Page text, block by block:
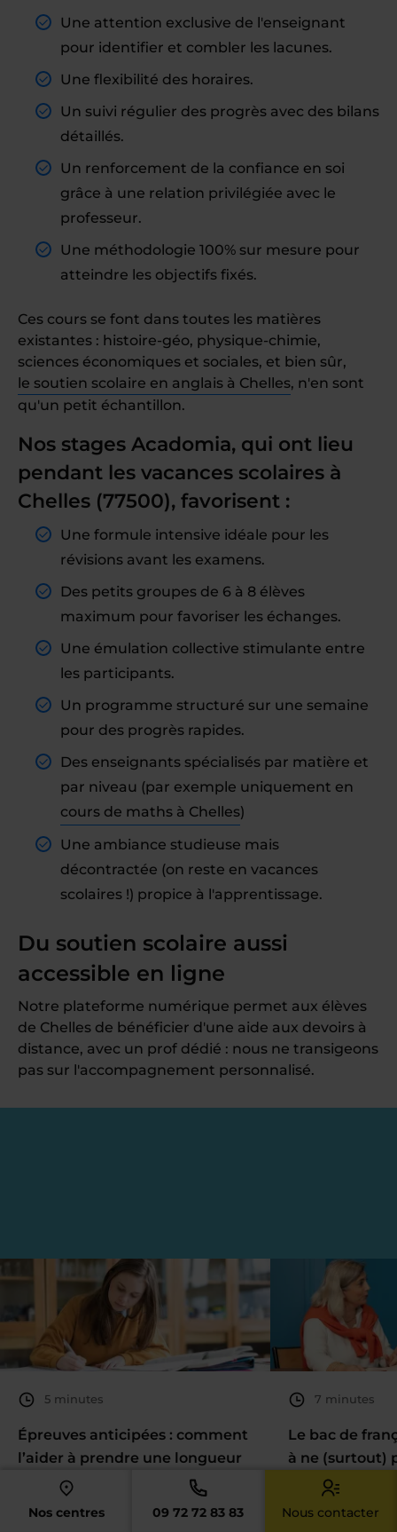
Nos centres 09 72 72 83 83 Nous contacter
Une attention exclusive de l'enseignant
pour identifier et combler les lacunes.
Une flexibilité des horaires.
Un suivi régulier des progrès avec des bilans
détaillés.
Un renforcement de la confiance en soi
grâce à une relation privilégiée avec le
professeur.
Une méthodologie 100% sur mesure pour
atteindre les objectifs fixés.
Ces cours se font dans toutes les matières
existantes : histoire-géo, physique-chimie,
sciences économiques et sociales, et bien sûr,
le soutien scolaire en anglais à Chelles, n'en sont
qu'un petit échantillon.
Nos stages Acadomia, qui ont lieu
pendant les vacances scolaires à
Chelles (77500), favorisent :
Une formule intensive idéale pour les
révisions avant les examens.
Des petits groupes de 6 à 8 élèves
maximum pour favoriser les échanges.
Une émulation collective stimulante entre
les participants.
Un programme structuré sur une semaine
pour des progrès rapides.
Des enseignants spécialisés par matière et
par niveau (par exemple uniquement en
cours de maths à Chelles)
Une ambiance studieuse mais
décontractée (on reste en vacances
scolaires !) propice à l'apprentissage.
Du soutien scolaire aussi
accessible en ligne
Notre plateforme numérique permet aux élèves
de Chelles de bénéficier d'une aide aux devoirs à
distance, avec un prof dédié : nous ne transigeons
pas sur l'accompagnement personnalisé.
5 minutes
Épreuves anticipées : comment
l’aider à prendre une longueur
d’avance ?
7 minutes
Le bac de
à ne (surtout)